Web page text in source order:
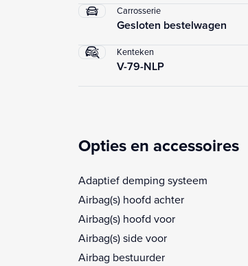
Carrosserie
Gesloten bestelwagen
Kenteken
V-79-NLP
Opties en accessoires
Adaptief demping systeem
Airbag(s) hoofd achter
Airbag(s) hoofd voor
Airbag(s) side voor
Airbag bestuurder